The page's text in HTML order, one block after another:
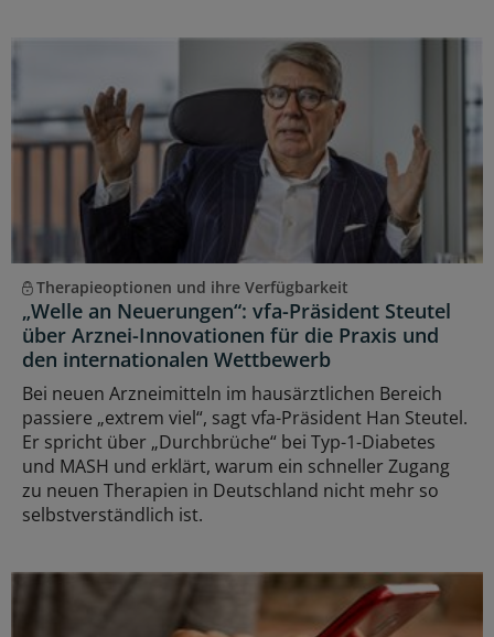
Therapieoptionen und ihre Verfügbarkeit
„Welle an Neuerungen“: vfa-Präsident Steutel
über Arznei-Innovationen für die Praxis und
den internationalen Wettbewerb
Bei neuen Arzneimitteln im hausärztlichen Bereich
passiere „extrem viel“, sagt vfa-Präsident Han Steutel.
Er spricht über „Durchbrüche“ bei Typ-1-Diabetes
und MASH und erklärt, warum ein schneller Zugang
zu neuen Therapien in Deutschland nicht mehr so
selbstverständlich ist.